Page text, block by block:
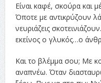
Είναι καφέ, σκούρα και
Όποτε με αντικρύζουν
νευριάζεις
εκείνος ο γλυκός…ο
Και το βλέμμα σου; Με
αναπνέω. Όταν